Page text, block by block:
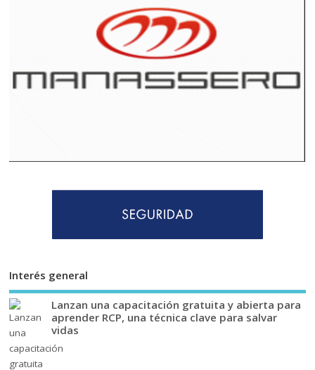
Interés general
Lanzan una capacitación gratuita y abierta para
aprender RCP, una técnica clave para salvar
vidas